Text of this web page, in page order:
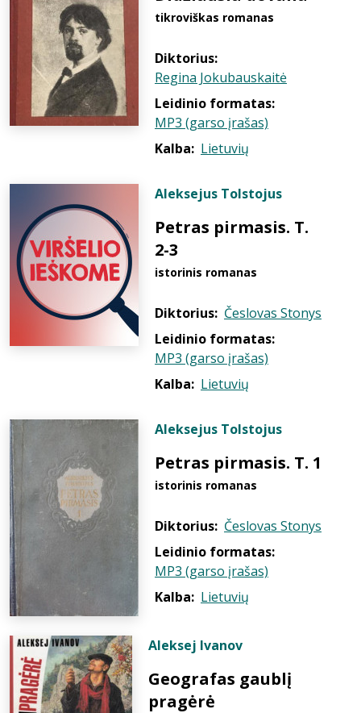
tikroviškas romanas
Diktorius:
Regina Jokubauskaitė
Leidinio formatas:
MP3 (garso įrašas)
Kalba: Lietuvių
Aleksejus Tolstojus
Petras pirmasis. T.
2-3
istorinis romanas
Diktorius: Česlovas Stonys
Leidinio formatas:
MP3 (garso įrašas)
Kalba: Lietuvių
Aleksejus Tolstojus
Petras pirmasis. T. 1
istorinis romanas
Diktorius: Česlovas Stonys
Leidinio formatas:
MP3 (garso įrašas)
Kalba: Lietuvių
Aleksej Ivanov
Geografas gaublį
pragėrė